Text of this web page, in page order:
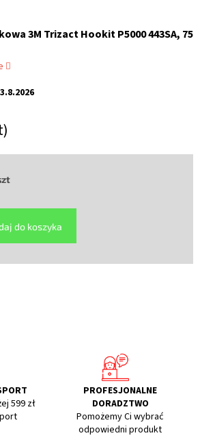
3M Trizact Hookit P5000 443SA, 75
do koszyka
599 zł
PROFESJONALNE
DORADZTWO
Pomożemy Ci wybrać
odpowiedni produkt